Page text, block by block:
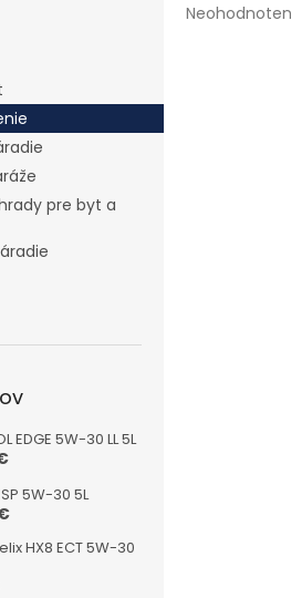
pre byt a
EDGE 5W-30 LL 5L
5W-30 5L
HX8 ECT 5W-30
Priemerné